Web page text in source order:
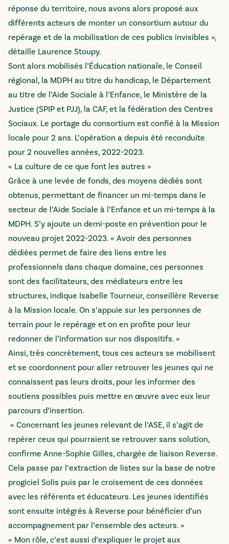
réponse du territoire, nous avons alors proposé aux
différents acteurs de monter un consortium autour du
repérage et de la mobilisation de ces publics invisibles »,
détaille Laurence Stoupy.
Sont alors mobilisés l’Éducation nationale, le Conseil
régional, la MDPH au titre du handicap, le Département
au titre de l’Aide Sociale à l’Enfance, le Ministère de la
Justice (SPIP et PJJ), la CAF, et la fédération des Centres
Sociaux. Le portage du consortium est confié à la Mission
locale pour 2 ans. L’opération a depuis été reconduite
pour 2 nouvelles années, 2022-2023.
« La culture de ce que font les autres »
Grâce à une levée de fonds, des moyens dédiés sont
obtenus, permettant de financer un mi-temps dans le
secteur de l’Aide Sociale à l’Enfance et un mi-temps à la
MDPH. S’y ajoute un demi-poste en prévention pour le
nouveau projet 2022-2023. « Avoir des personnes
dédiées permet de faire des liens entre les
professionnels dans chaque domaine, ces personnes
sont des facilitateurs, des médiateurs entre les
structures, indique Isabelle Tourneur, conseillère Reverse
à la Mission locale. On s’appuie sur les personnes de
terrain pour le repérage et on en profite pour leur
redonner de l’information sur nos dispositifs. »
Ainsi, très concrètement, tous ces acteurs se mobilisent
et se coordonnent pour aller retrouver les jeunes qui ne
connaissent pas leurs droits, pour les informer des
soutiens possibles puis mettre en œuvre avec eux leur
parcours d’insertion.
« Concernant les jeunes relevant de l’ASE, il s’agit de
repérer ceux qui pourraient se retrouver sans solution,
confirme Anne-Sophie Gilles, chargée de liaison Reverse.
Cela passe par l’extraction de listes sur la base de notre
progiciel Solis puis par le croisement de ces données
avec les référents et éducateurs. Les jeunes identifiés
sont ensuite intégrés à Reverse pour bénéficier d’un
accompagnement par l’ensemble des acteurs. »
« Mon rôle, c’est aussi d’expliquer le projet aux